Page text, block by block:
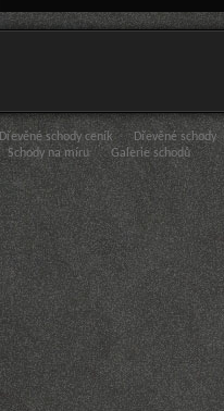
Dřevěné schody ceník
Dřevěné schody
Schody na míru Galerie schodů